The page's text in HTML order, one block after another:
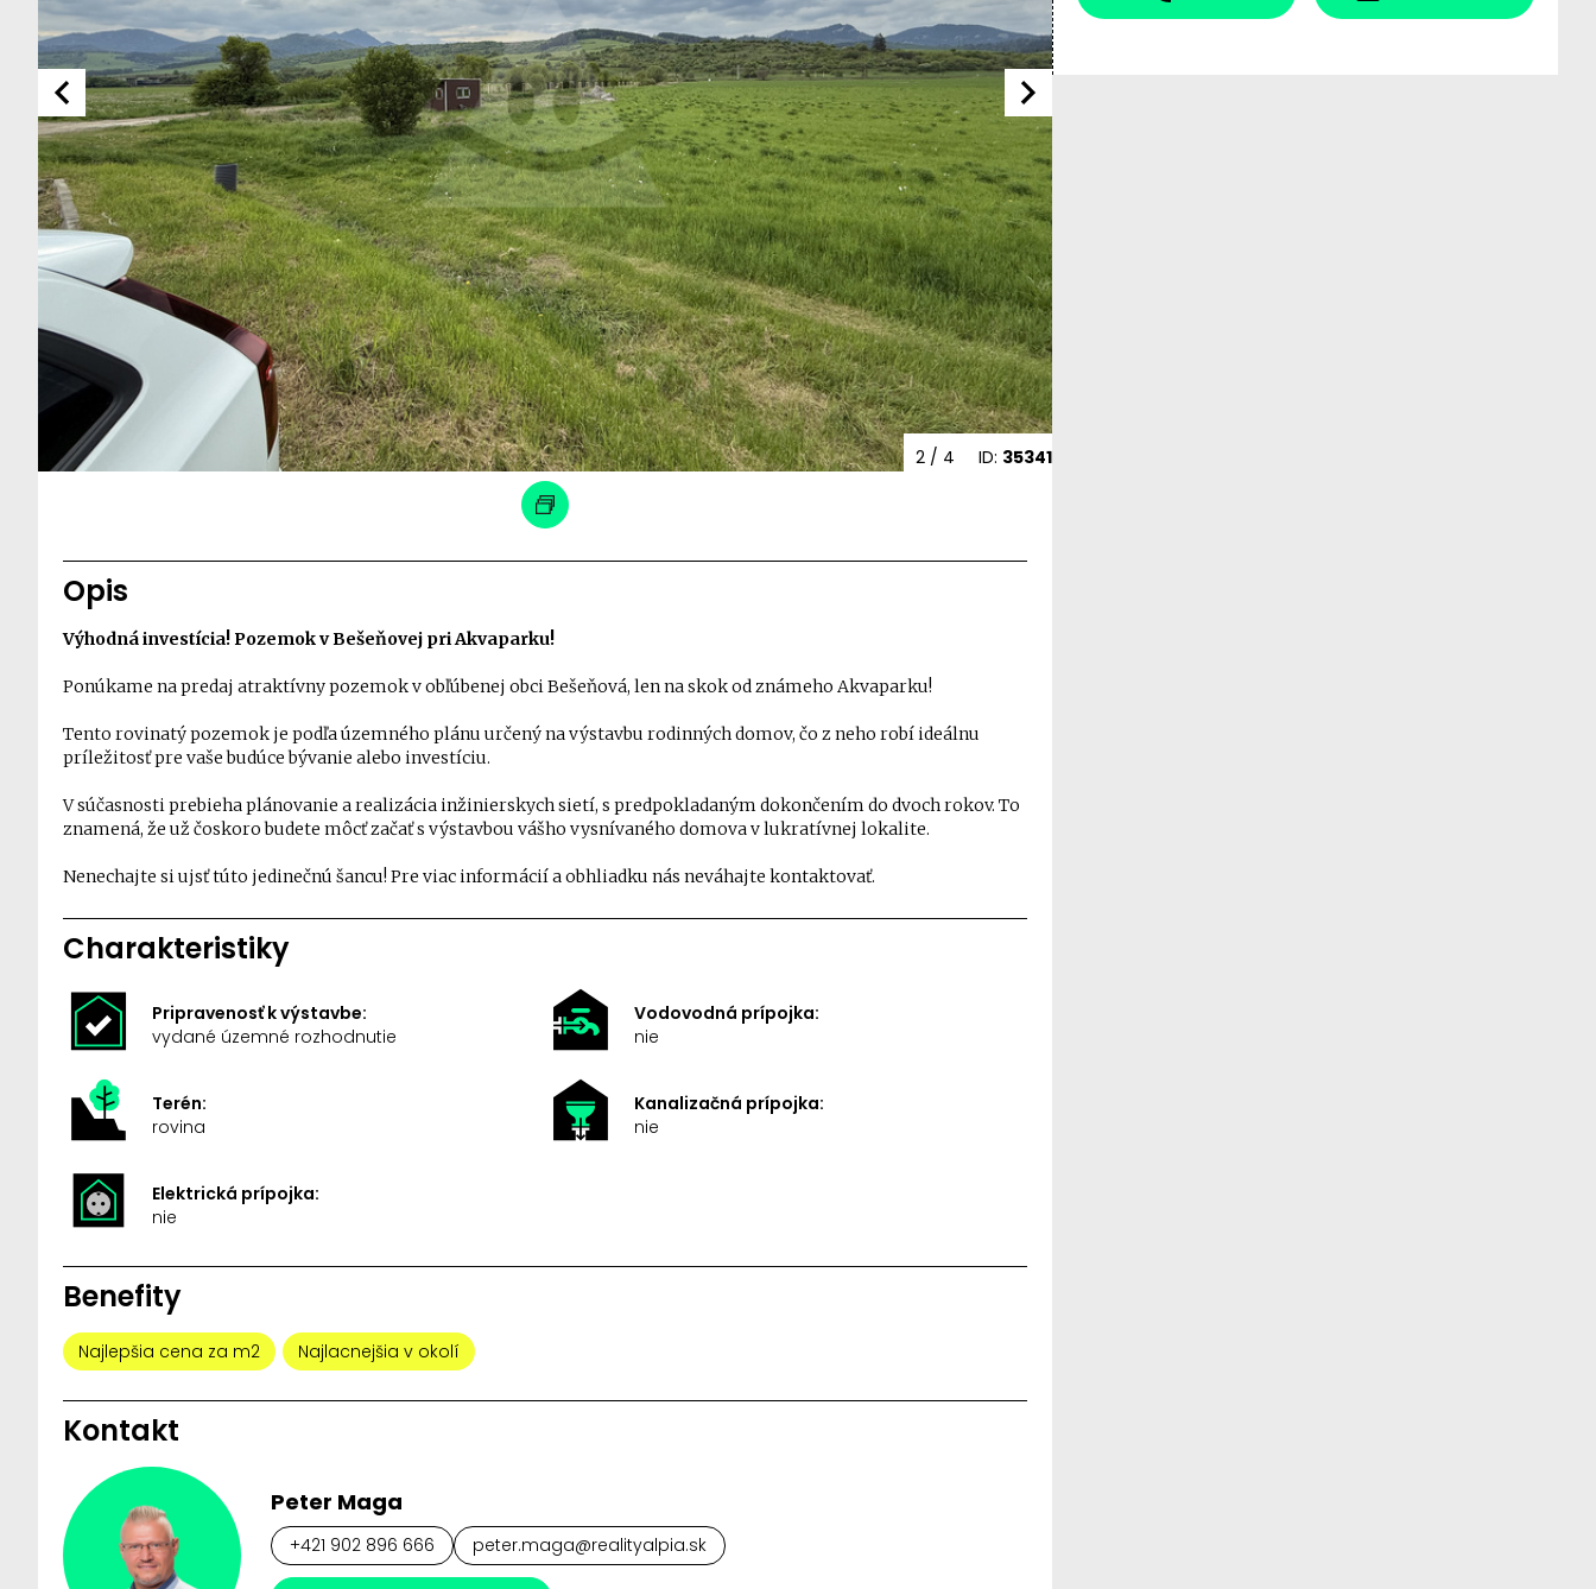
ID: 35341
2/ 4
Opis
Výhodná investícia! Pozemok v Bešeňovej pri Akvaparku!
Ponúkame na predaj atraktívny pozemok v obľúbenej obci Bešeňová, len na skok od známeho Akvaparku!
Tento rovinatý pozemok je podľa územného plánu určený na výstavbu rodinných domov, čo z neho robí ideálnu
príležitosť pre vaše budúce bývanie alebo investíciu.
V súčasnosti prebieha plánovanie a realizácia inžinierskych sietí, s predpokladaným dokončením do dvoch rokov. To
znamená, že už čoskoro budete môcť začať s výstavbou vášho vysnívaného domova v lukratívnej lokalite.
Nenechajte si ujsť túto jedinečnú šancu! Pre viac informácií a obhliadku nás neváhajte kontaktovať.
Charakteristiky
Pripravenosť k výstavbe:
vydané územné rozhodnutie
Vodovodná prípojka:
nie
Terén:
rovina
Kanalizačná prípojka:
nie
Elektrická prípojka:
nie
Benefity
Najlepšia cena za m2 Najlacnejšia v okolí
Kontakt
Peter Maga
+421 902 896 666 peter.maga@realityalpia.sk